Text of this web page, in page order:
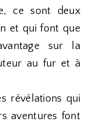
ce sont deux
et qui font que
sur la
au fur et à
révélations qui
aventures font